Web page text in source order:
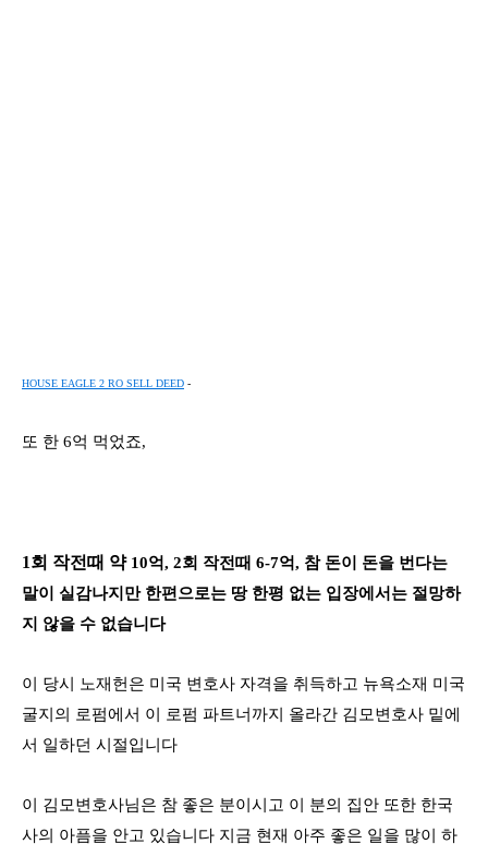
HOUSE EAGLE 2 RO SELL DEED -
또 한 6억 먹었죠,
1회 작전때 약10억, 2회 작전때 6-7억, 참 돈이 돈을 번다는
말이 실감나지만 한편으로는 땅 한평 없는 입장에서는 절망하
지 않을 수 없습니다
이 당시 노재헌은 미국 변호사 자격을 취득하고 뉴욕소재 미국
굴지의 로펌에서 이 로펌 파트너까지 올라간 김모변호사 밑에
서 일하던 시절입니다
이 김모변호사님은 참 좋은 분이시고 이 분의 집안 또한 한국
사의 아픔을 안고 있습니다 지금 현재 아주 좋은 일을 많이 하